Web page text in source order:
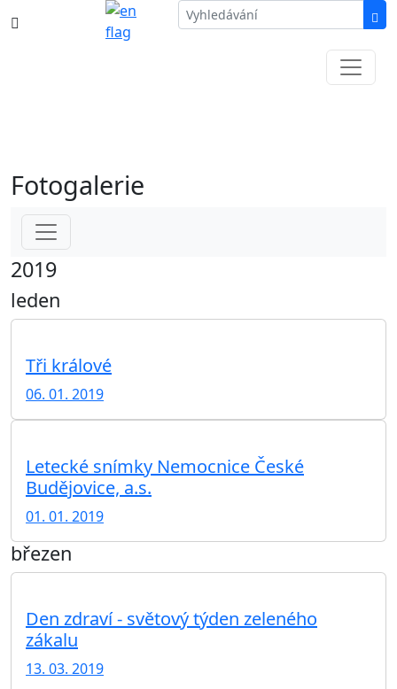
Fotogalerie
2019
leden
Tři králové
06. 01. 2019
Letecké snímky Nemocnice České
Budějovice, a.s.
01. 01. 2019
březen
Den zdraví - světový týden zeleného
zákalu
13. 03. 2019